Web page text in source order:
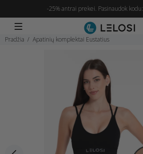
-25% antrai prekei. Pasinaudok kodu:
Pradžia Apatinių komplektai Eustatius